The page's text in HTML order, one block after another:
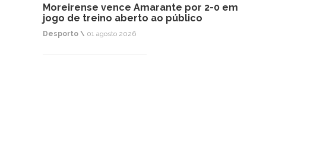
Moreirense vence Amarante por 2-0 em
jogo de treino aberto ao público
Desporto \ 01 agosto 2026